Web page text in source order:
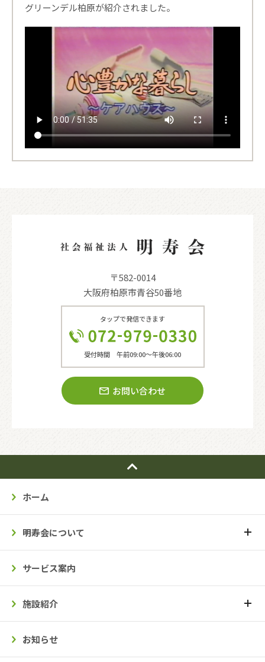
グリーンデル柏原が紹介されました。
〒582-0014
大阪府柏原市青谷50番地
タップで発信できます
受付時間 午前09:00〜午後06:00
お問い合わせ
ホーム
明寿会について
サービス案内
施設紹介
お知らせ